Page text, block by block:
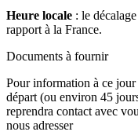
Heure locale : le
rapport à la France.
Documents à fournir
Pour information à ce jour
départ (ou environ 45
reprendra contact avec
nous adresser